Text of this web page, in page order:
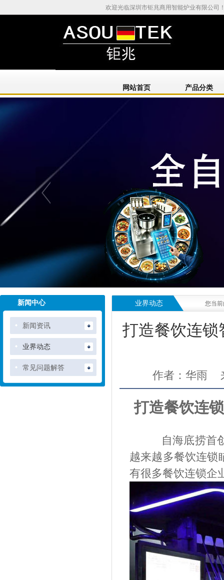
欢迎光临深圳市钜兆商用智能炉业有限公司
网站首页 产品分类
新闻中心
新闻资讯
业界动态
常见问题解答
业界动态 您当
打造餐饮连锁
作者：华雨
打造餐饮连
自海底捞首
越来越多餐饮连锁
有很多餐饮连锁企